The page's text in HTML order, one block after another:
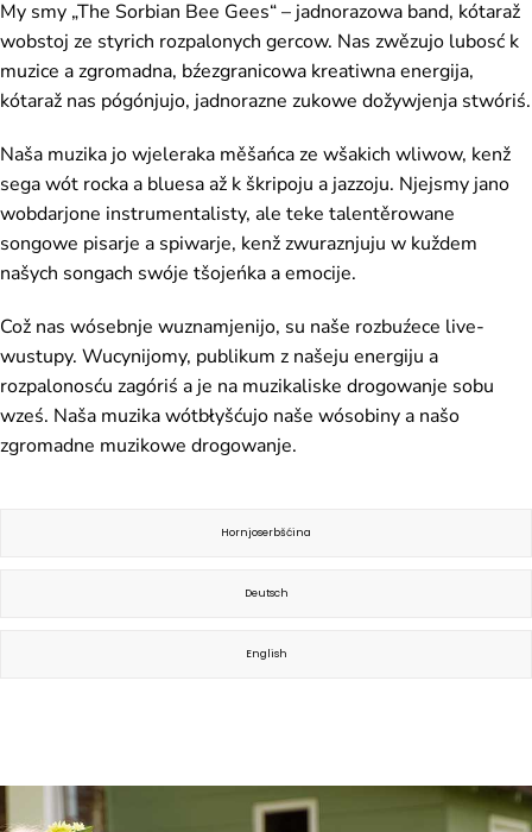
My smy „The Sorbian Bee Gees“ – jadnorazowa band, kótaraž
wobstoj ze styrich rozpalonych gercow. Nas zwězujo lubosć k
muzice a zgromadna, bźezgranicowa kreatiwna energija,
kótaraž nas pógónjujo, jadnorazne zukowe dožywjenja stwóriś.
Naša muzika jo wjeleraka měšańca ze wšakich wliwow, kenž
sega wót rocka a bluesa až k škripoju a jazzoju. Njejsmy jano
wobdarjone instrumentalisty, ale teke talentěrowane
songowe pisarje a spiwarje, kenž zwuraznjuju w kuždem
našych songach swóje tšojeńka a emocije.
Což nas wósebnje wuznamjenijo, su naše rozbuźece live-
wustupy. Wucynijomy, publikum z našeju energiju a
rozpalonosću zagóriś a je na muzikaliske drogowanje sobu
wześ. Naša muzika wótbłyšćujo naše wósobiny a našo
zgromadne muzikowe drogowanje.
Hornjoserbšćina
Deutsch
English